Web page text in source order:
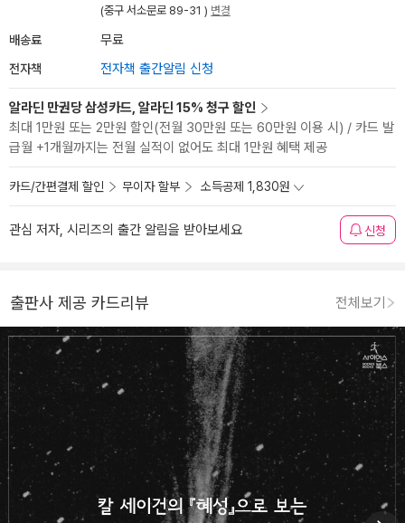
(중구 서소문로 89-31 ) 변경
배송료 무료
전자책 전자책 출간알림 신청
알라딘 만권당 삼성카드, 알라딘 15% 청구 할인
최대 1만원 또는 2만원 할인(전월 30만원 또는 60만원 이용 시) / 카드 발
급월 +1개월까지는 전월 실적이 없어도 최대 1만원 혜택 제공
카드/간편결제 할인 무이자 할부 소득공제 1,830원
관심 저자, 시리즈의 출간 알림을 받아보세요 신청
출판사 제공 카드리뷰 전체보기